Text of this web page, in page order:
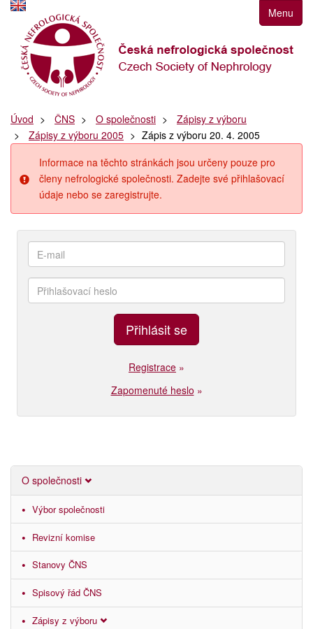
k
navigaci
Přejít
obsah
k
postrannímu
Klávesové
zkratky
Menu
Úvod ČNS O společnosti
Zápisy z výboru
Zápisy z výboru 2005
Zápis z výboru 20. 4. 2005
Informace na těchto stránkách jsou určeny pouze pro
členy nefrologické společnosti. Zadejte své přihlašovací
údaje nebo se zaregistrujte.
Registrace »
Zapomenuté heslo »
O společnosti
Výbor společnosti
Revizní komise
Stanovy ČNS
Spisový řád ČNS
Zápisy z výboru